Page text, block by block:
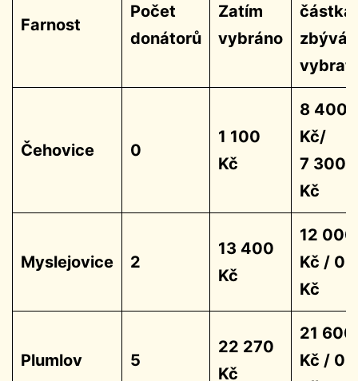
Farnost
Počet
donátorů
Zatím
vybráno
zbývá
vybrat
Čehovice 0
1 100
Kč
8 400
Kč/
7 300
Kč
Myslejovice 2
13 400
Kč
12 000
Kč / 0
Kč
Plumlov 5
22 270
Kč
21 600
Kč / 0